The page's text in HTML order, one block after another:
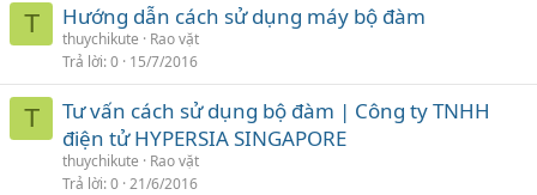
T Hướng dẫn cách sử dụng máy bộ đàm
thuychikute
Rao vặt
Trả lời 0 15/7/2016
T
Tư vấn cách sử dụng bộ đàm | Công ty TNHH
điện tử HYPERSIA SINGAPORE
thuychikute
Rao vặt
Trả lời 0 21/6/2016